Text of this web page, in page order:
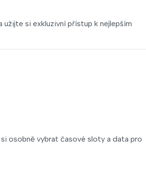
si exkluzivní přístup k nejlepším
osobně vybrat časové sloty a data pro